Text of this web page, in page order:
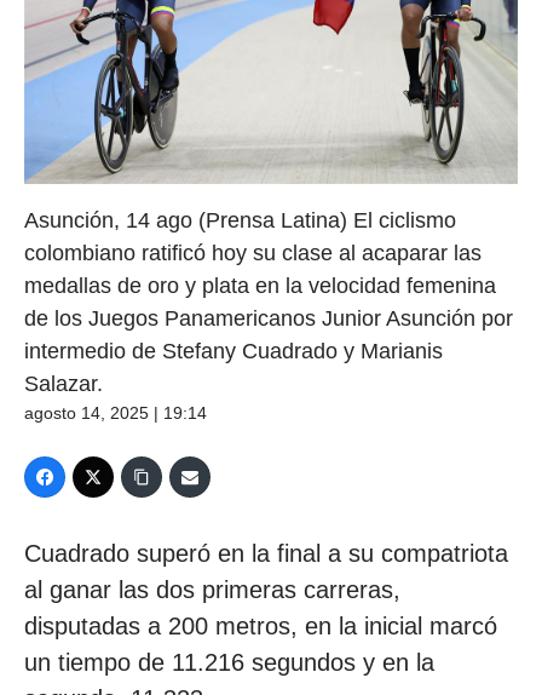
Asunción, 14 ago (Prensa Latina) El ciclismo
colombiano ratificó hoy su clase al acaparar las
medallas de oro y plata en la velocidad femenina
de los Juegos Panamericanos Junior Asunción por
intermedio de Stefany Cuadrado y Marianis
Salazar.
agosto 14, 2025 | 19:14
Cuadrado superó en la final a su compatriota
al ganar las dos primeras carreras,
disputadas a 200 metros, en la inicial marcó
un tiempo de 11.216 segundos y en la